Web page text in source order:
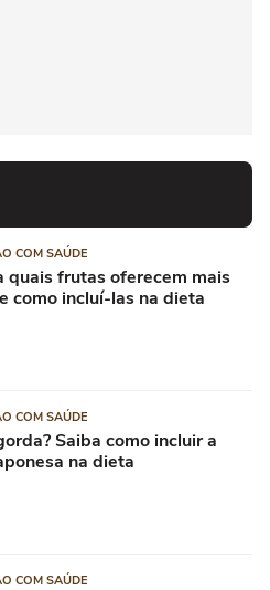
COM SAÚDE
quais frutas oferecem mais
como incluí-las na dieta
COM SAÚDE
Saiba como incluir a
na dieta
COM SAÚDE